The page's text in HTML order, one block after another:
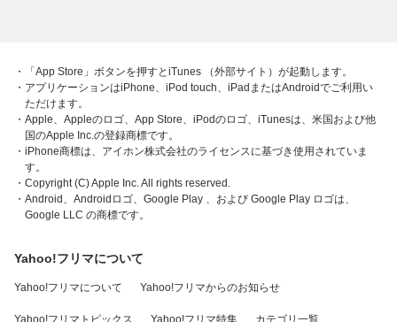
・「App Store」ボタンを押すとiTunes （外部サイト）が起動します。
・アプリケーションはiPhone、iPod touch、iPadまたはAndroidでご利用い
ただけます。
・Apple、Appleのロゴ、App Store、iPodのロゴ、iTunesは、米国および他
国のApple Inc.の登録商標です。
・iPhone商標は、アイホン株式会社のライセンスに基づき使用されていま
す。
・Copyright (C) Apple Inc. All rights reserved.
・Android、Androidロゴ、Google Play 、および Google Play ロゴは、
Google LLC の商標です。
Yahoo!フリマについて
Yahoo!フリマについて Yahoo!フリマからのお知らせ